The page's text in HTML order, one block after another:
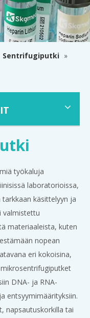
Sentrifugiputki »
työkaluja
laboratorioissa,
käsittelyyn ja
valmistettu
materiaaleista, kuten
nopean
eri kokoisina,
DNA- ja RNA-
entsyymimäärityksiin.
napsautuskorkilla tai